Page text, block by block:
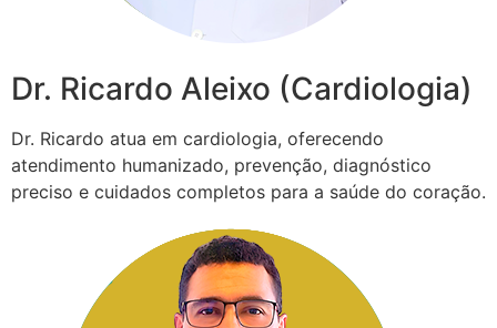
Dr. Ricardo Aleixo (Cardiologia)
Dr. Ricardo atua em cardiologia, oferecendo
atendimento humanizado, prevenção, diagnóstico
preciso e cuidados completos para a saúde do coração.